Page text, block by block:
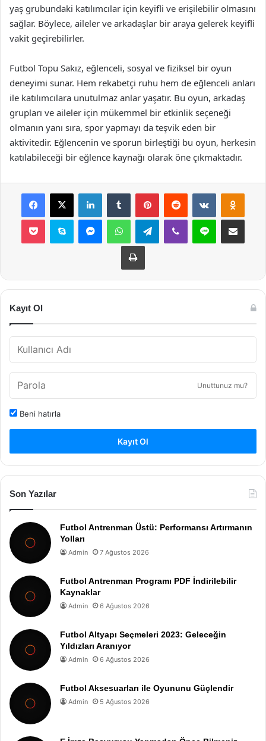
yaş grubundaki katılımcılar için keyifli ve erişilebilir olmasını
sağlar. Böylece, aileler ve arkadaşlar bir araya gelerek keyifli
vakit geçirebilirler.
Futbol Topu Sakız, eğlenceli, sosyal ve fiziksel bir oyun
deneyimi sunar. Hem rekabetçi ruhu hem de eğlenceli anları
ile katılımcılara unutulmaz anlar yaşatır. Bu oyun, arkadaş
grupları ve aileler için mükemmel bir etkinlik seçeneği
olmanın yanı sıra, spor yapmayı da teşvik eden bir
aktivitedir. Eğlencenin ve sporun birleştiği bu oyun, herkesin
katılabileceği bir eğlence kaynağı olarak öne çıkmaktadır.
Facebook
X LinkedInTumblr PinterestReddit VKontakte
Pocket Skype MessengerWhatsAppTelegramViber Line E-Posta ile
Yazdır
Kayıt Ol
Unuttunuz mu?
Beni hatırla
Kayıt Ol
Son Yazılar
Futbol Antrenman Üstü: Performansı Artırmanın
Yolları
Admin 7 Ağustos 2026
Futbol Antrenman Programı PDF İndirilebilir
Kaynaklar
Admin 6 Ağustos 2026
Futbol Altyapı Seçmeleri 2023: Geleceğin
Yıldızları Aranıyor
Admin 6 Ağustos 2026
Futbol Aksesuarları ile Oyununu Güçlendir
Admin 5 Ağustos 2026